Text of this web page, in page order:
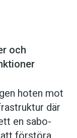
och
hoten mot
där
en sabo­
förstöra